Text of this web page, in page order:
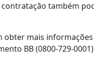
também
obter mais
BB (0800-729-